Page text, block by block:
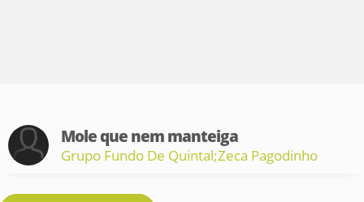
Mole que nem manteiga
Grupo Fundo De Quintal;Zeca Pagodinho